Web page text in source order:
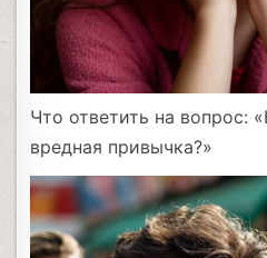
Что ответить на вопрос:
вредная привычка?»